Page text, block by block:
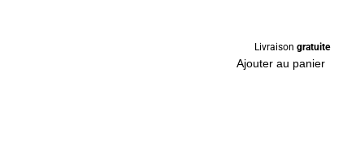
Livraison gratuite
Ajouter au panier